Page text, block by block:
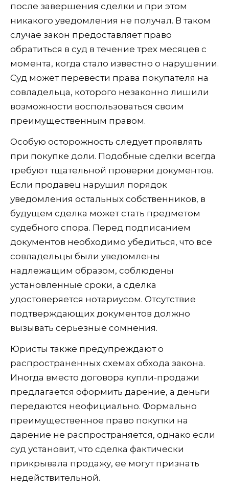
после завершения сделки и при этом
никакого уведомления не получал. В таком
случае закон предоставляет право
обратиться в суд в течение трех месяцев с
момента, когда стало известно о нарушении.
Суд может перевести права покупателя на
совладельца, которого незаконно лишили
возможности воспользоваться своим
преимущественным правом.
Особую осторожность следует проявлять
при покупке доли. Подобные сделки всегда
требуют тщательной проверки документов.
Если продавец нарушил порядок
уведомления остальных собственников, в
будущем сделка может стать предметом
судебного спора. Перед подписанием
документов необходимо убедиться, что все
совладельцы были уведомлены
надлежащим образом, соблюдены
установленные сроки, а сделка
удостоверяется нотариусом. Отсутствие
подтверждающих документов должно
вызывать серьезные сомнения.
Юристы также предупреждают о
распространенных схемах обхода закона.
Иногда вместо договора купли-продажи
предлагается оформить дарение, а деньги
передаются неофициально. Формально
преимущественное право покупки на
дарение не распространяется, однако если
суд установит, что сделка фактически
прикрывала продажу, ее могут признать
недействительной.